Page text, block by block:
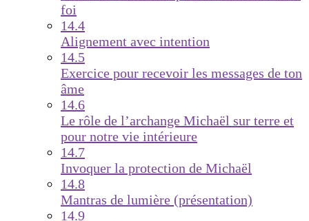
foi
14.4
Alignement avec intention
14.5
Exercice pour recevoir les messages de ton
âme
14.6
Le rôle de l’archange Michaël sur terre et
pour notre vie intérieure
14.7
Invoquer la protection de Michaël
14.8
Mantras de lumière (présentation)
14.9